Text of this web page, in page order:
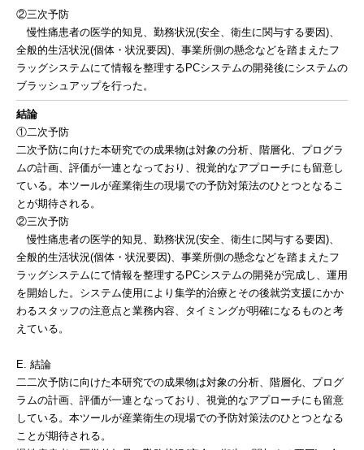
②三次予防
慢性痛患者の医学的知見、勤務状況(安全、衛生に関与する要因)、
全般的生活状況(個体・状況要因)、事業所側の懸念などを踏まえたフ
ラッグシステムにて情報を整理するPCシステムの開発後にシステムの
ブラッシュアップを行った。
結論
①二次予防
二次予防に向けた本研究での成果物は対象の分析、階層化、プログラ
ムの計画、評価が一連となっており、視覚的なアプローチにも留意し
ている。本ツールが産業衛生の現場での予防対策法のひとつとなるこ
とが期待される。
②三次予防
慢性痛患者の医学的知見、勤務状況(安全、衛生に関与する要因)、
全般的生活状況(個体・状況要因)、事業所側の懸念などを踏まえたフ
ラッグシステムにて情報を整理するPCシステムの開発が完成し、運用
を開始した。システム使用により集学的治療とその後就労支援にかか
わるスタッフの注意点と業務内容、タイミングが明確になるものと考
えている。
E. 結論
二二次予防に向けた本研究での成果物は対象の分析、階層化、プログ
ラムの計画、評価が一連となっており、視覚的なアプローチにも留意
している。本ツールが産業衛生の現場での予防対策法のひとつとなる
ことが期待される。